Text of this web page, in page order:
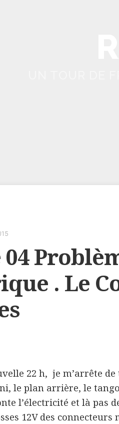
04
. Le
22 h, je m’arrête
le plan arrière, le
l’électricité et là pas
12V des connecteurs